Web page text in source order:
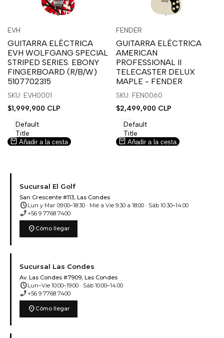
sesión
para
usar
la
lista
deseos.
para
usar
Compare
Proveedor:
EVH
GUITARRA ELÉCTRICA
EVH WOLFGANG SPECIAL
STRIPED SERIES: EBONY
FINGERBOARD (R/B/W)
5107702315
SKU: EVH0001
Precio
venta
$1,999,900 CLP
Default
Title
Añadir a la cesta
sesión
para
usar
la
lista
deseos.
sesión
para
usar
Compare
Vista
Proveedor:
FENDER
GUITARRA ELÉCTRICA
AMERICAN
PROFESSIONAL II
TELECASTER DELUX
MAPLE - FENDER
SKU: FEN0060
Precio
venta
$2,499,900 CLP
Default
Title
Añadir a la cesta
Sucursal El Golf
San Crescente #113, Las Condes
scheduleLun y Mar 09:00–18:30 · Mié a Vie 9:30 a 18:00 · Sáb 10:30–14:00
phone_enabled +56 9 7768 7400
location_on Cómo llegar
Sucursal Las Condes
Av. Las Condes #7909, Las Condes
scheduleLun–Vie 10:00–19:00 · Sáb 10:00–14:00
phone_enabled +56 9 7768 7400
location_on Cómo llegar